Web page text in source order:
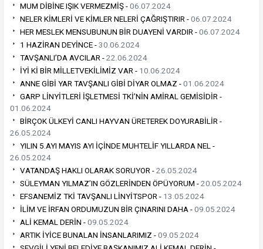
MUM DİBİNE IŞIK VERMEZMİŞ -06.07.2024
NELER KİMLERİ VE KİMLER NELERİ ÇAĞRIŞTIRIR -06.07.2024
HER MESLEK MENSUBUNUN BİR DUAYENİ VARDIR -06.07.2024
1 HAZİRAN DEYİNCE -30.06.2024
TAVŞANLI’DA AVCILAR -22.06.2024
İYİ Kİ BİR MİLLETVEKİLİMİZ VAR - 10.06.2024
ANNE GİBİ YAR TAVŞANLI GİBİ DİYAR OLMAZ -01.06.2024
GARP LİNYİTLERİ İŞLETMESİ TKİ’NİN AMİRAL GEMİSİDİR -
01.06.2024
BİRÇOK ÜLKEYİ CANLI HAYVAN ÜRETEREK DOYURABİLİR -
26.05.2024
YILIN 5.AYI MAYIS AYI İÇİNDE MUHTELİF YILLARDA NEL -
26.05.2024
VATANDAŞ HAKLI OLARAK SORUYOR -26.05.2024
SÜLEYMAN YILMAZ’IN GÖZLERİNDEN ÖPÜYORUM -20.05.2024
EFSANEMİZ TKİ TAVŞANLI LİNYİTSPOR - 13.05.2024
İLİM VE İRFAN ORDUMUZUN BİR ÇINARINI DAHA -09.05.2024
ALİ KEMAL DERİN -09.05.2024
ARTIK İYİCE BUNALAN İNSANLARIMIZ -09.05.2024